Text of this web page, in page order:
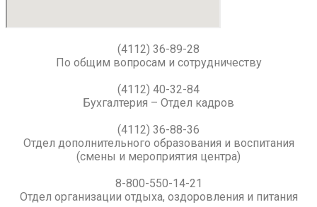
(4112) 36-89-28
По общим вопросам и сотрудничеству
(4112) 40-32-84
Бухгалтерия – Отдел кадров
(4112) 36-88-36
Отдел дополнительного образования и воспитания
(смены и мероприятия центра)
8-800-550-14-21
Отдел организации отдыха, оздоровления и питания